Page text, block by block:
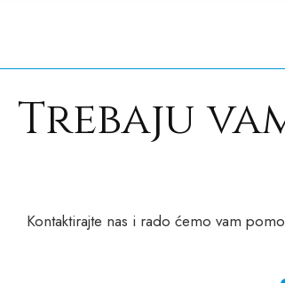
Trebaju
Kontaktirajte nas i rado ćemo vam